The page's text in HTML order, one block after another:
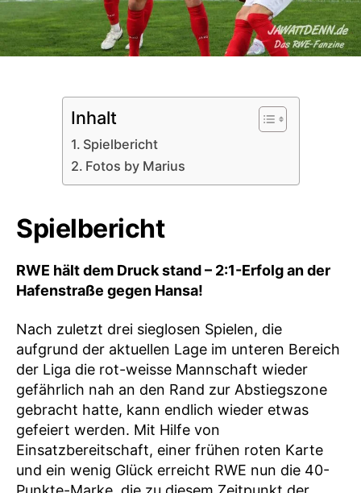
Inhalt
Spielbericht
Fotos by Marius
Spielbericht
RWE hält dem Druck stand – 2:1-Erfolg an der
Hafenstraße gegen Hansa!
Nach zuletzt drei sieglosen Spielen, die
aufgrund der aktuellen Lage im unteren Bereich
der Liga die rot-weisse Mannschaft wieder
gefährlich nah an den Rand zur Abstiegszone
gebracht hatte, kann endlich wieder etwas
gefeiert werden. Mit Hilfe von
Einsatzbereitschaft, einer frühen roten Karte
und ein wenig Glück erreicht RWE nun die 40-